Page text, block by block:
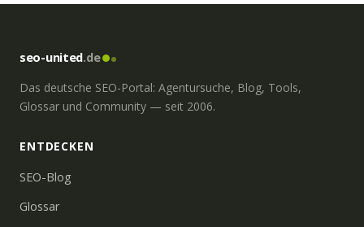
seo-united.de
Das deutsche SEO-Portal: Agentursuche, Blog, Tools,
Glossar und Community — seit 2006.
ENTDECKEN
SEO-Blog
Glossar